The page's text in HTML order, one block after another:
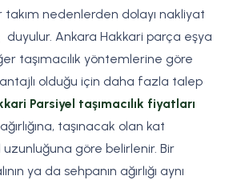
nedenlerden dolayı nakliyat
Ankara Hakkari parça eşya
taşımacılık yöntemlerine göre
olduğu için daha fazla talep
Parsiyel taşımacılık fiyatları
taşınacak olan kat
göre belirlenir. Bir
ya da sehpanın ağırlığı aynı